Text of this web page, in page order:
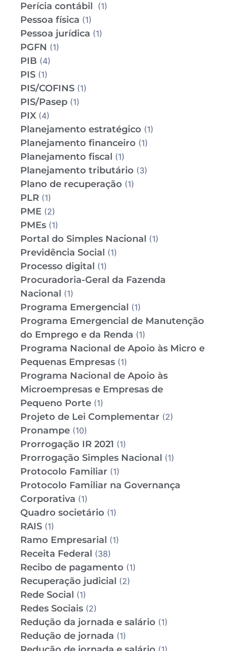
Perícia contábil (1)
Pessoa física (1)
Pessoa jurídica (1)
PGFN (1)
PIB (4)
PIS (1)
PIS/COFINS (1)
PIS/Pasep (1)
PIX (4)
Planejamento estratégico (1)
Planejamento financeiro (1)
Planejamento fiscal (1)
Planejamento tributário (3)
Plano de recuperação (1)
PLR (1)
PME (2)
PMEs (1)
Portal do Simples Nacional (1)
Previdência Social (1)
Processo digital (1)
Procuradoria-Geral da Fazenda
Nacional (1)
Programa Emergencial (1)
Programa Emergencial de Manutenção
do Emprego e da Renda (1)
Programa Nacional de Apoio às Micro e
Pequenas Empresas (1)
Programa Nacional de Apoio às
Microempresas e Empresas de
Pequeno Porte (1)
Projeto de Lei Complementar (2)
Pronampe (10)
Prorrogação IR 2021 (1)
Prorrogação Simples Nacional (1)
Protocolo Familiar (1)
Protocolo Familiar na Governança
Corporativa (1)
Quadro societário (1)
RAIS (1)
Ramo Empresarial (1)
Receita Federal (38)
Recibo de pagamento (1)
Recuperação judicial (2)
Rede Social (1)
Redes Sociais (2)
Redução da jornada e salário (1)
Redução de jornada (1)